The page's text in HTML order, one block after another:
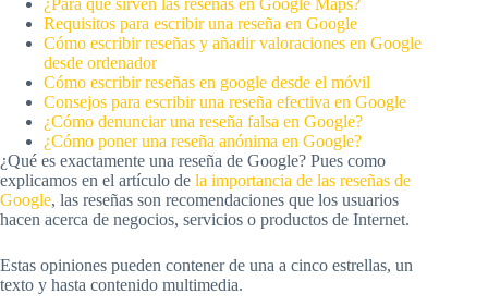
Requisitos para escribir una reseña en Google
Cómo escribir reseñas y añadir valoraciones en Google
desde ordenador
Cómo escribir reseñas en google desde el móvil
Consejos para escribir una reseña efectiva en Google
¿Cómo denunciar una reseña falsa en Google?
¿Cómo poner una reseña anónima en Google?
¿Qué es exactamente una reseña de Google? Pues como
explicamos en el artículo de la importancia de las reseñas de
Google, las reseñas son recomendaciones que los usuarios
hacen acerca de negocios, servicios o productos de Internet.
Estas opiniones pueden contener de una a cinco estrellas, un
texto y hasta contenido multimedia.